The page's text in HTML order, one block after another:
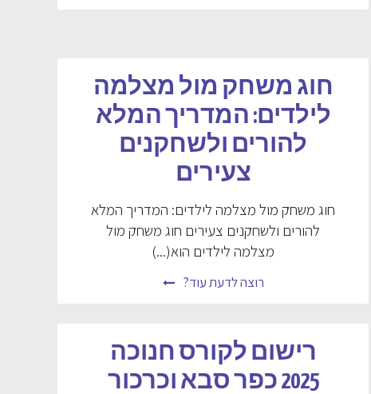
חוג משחק מול מצלמה
לילדים: המדריך המלא
להורים ולשחקנים
צעירים
חוג משחק מול מצלמה לילדים: המדריך המלא
להורים ולשחקנים צעירים חוג משחק מול
מצלמה לילדים הוא(...)
רוצה לדעת עוד?
רישום לקורס חנוכה
2025 כפר סבא וכרכור